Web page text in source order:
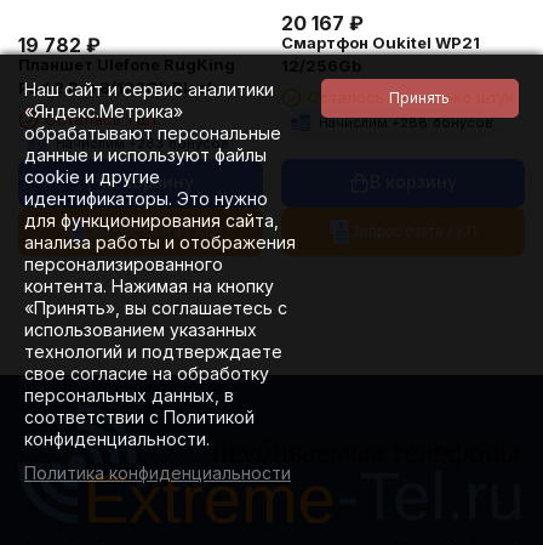
19 782 ₽
Планшет Ulefone RugKing
Pad 2 Pro 8/128Gb Black
Осталась 1 шт.
Начислим +283 бонусов
В корзину
Запрос счета / КП
20 167 ₽
Смартфон Oukitel WP21
12/256Gb
Осталось несколько штук
Начислим +288 бонусов
Наш сайт и сервис аналитики
«Яндекс.Метрика»
обрабатывают персональные
данные и используют файлы
cookie и другие
идентификаторы. Это нужно
для функционирования сайта,
анализа работы и отображения
персонализированного
контента. Нажимая на кнопку
«Принять», вы соглашаетесь с
использованием указанных
технологий и подтверждаете
свое согласие на обработку
персональных данных, в
соответствии с Политикой
конфиденциальности.
Политика конфиденциальности